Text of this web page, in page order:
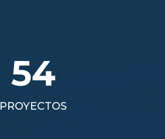
54
PROYECTOS